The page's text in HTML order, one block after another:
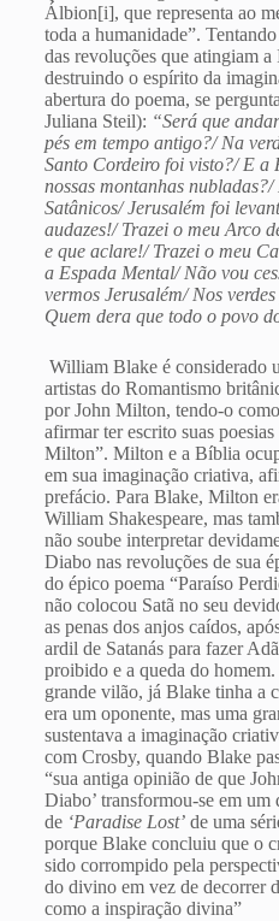
Álbion[i], que representa ao
toda a humanidade”.
das revoluções que atingiam
destruindo o espírito da
abertura do poema, se
Juliana Steil): “Será que
pés em tempo antigo?/ Na
Santo Cordeiro foi visto?/ E
nossas montanhas
Satânicos/ Jerusalém foi
audazes!/ Trazei o meu Arco
e que aclare!/ Trazei o meu
a Espada Mental/ Não vou
vermos Jerusalém/ Nos
Quem dera que todo o povo
William Blake é considerado
artistas do Romantismo
por John Milton, tendo-o
afirmar ter escrito suas
Milton”. Milton e a Bíblia
em sua imaginação criativa,
prefácio. Para Blake, Milton
William Shakespeare, mas
não soube interpretar
Diabo nas revoluções de sua
do épico poema “Paraíso
não colocou Satã no seu
as penas dos anjos caídos,
ardil de Satanás para fazer
proibido e a queda do
grande vilão, já Blake tinha a
era um oponente, mas uma
sustentava a imaginação
com Crosby, quando Blake
“sua antiga opinião de que
Diabo’ transformou-se em
de ‘Paradise Lost’de uma
porque Blake concluiu que o
sido corrompido pela
do divino em vez de decorrer
como a inspiração divina”